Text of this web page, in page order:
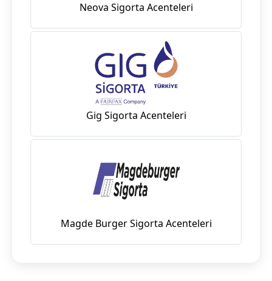
Neova Sigorta Acenteleri
Gig Sigorta Acenteleri
Magde Burger Sigorta Acenteleri